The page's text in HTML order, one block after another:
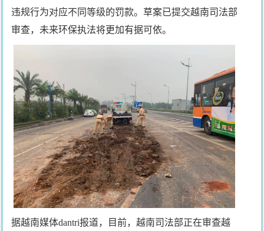
违规行为对应不同等级的罚款。草案已提交越南司法部
审查，未来环保执法将更加有据可依。
据越南媒体dantri报道，目前，越南司法部正在审查越